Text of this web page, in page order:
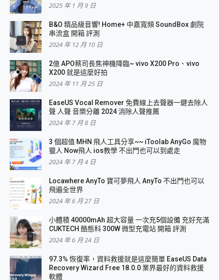
2025 年 1 月 9 日
B&O 精品級音響! Home+ 中嘉寬頻 SoundBox 劇院
串流盒 開箱 評測
2024 年 12 月 10 日
2億 APO蔡司長焦神機降臨~ vivo X200 Pro、vivo
X200 就是這麼好拍
2024 年 11 月 25 日
EaseUS Vocal Remover 免費線上去聲器一鍵去除人
聲 人聲 音樂分離 2024 消除人聲推薦
2024 年 7 月 8 日
3 個超值 MHN 飛人工具分享~~ iToolab AnyGo 魔物
獵人 Now飛人 ios教學 不出門也可以到處走
2024 年 7 月 4 日
Locawhere AnyTo 寶可夢飛人 AnyTo 不出門也可以
飛遍全世界
2024 年 6 月 27 日
小體積 40000mAh 超大容量 一次充5個設備 充好充滿
CUKTECH 酷態科 300W 微型充電站 開箱 評測
2024 年 6 月 24 日
97.3% 恢復率，資料救援就是這麼簡單 EaseUS Data
Recovery Wizard Free 18.0.0 業界最好的資料救援
軟體